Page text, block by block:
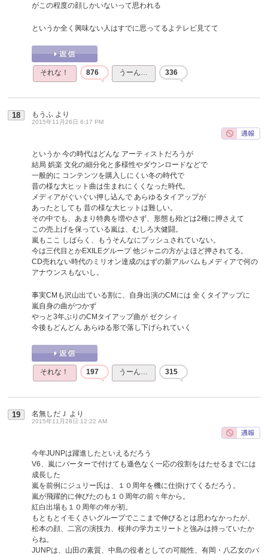
がこの程度の顔しかいないって思われる
というか全く興味ない人はすでに思ってるよテレビ見てて
それな！ 876 うーん… 336
18 もうふ より
2015年11月26日 6:17 PM
というか 今の時代はどんな アーティストだろうが
結局 娯楽 文化の細分化と多様性やダウンロードなどで
一般的に コンテンツを購入しにくい冬の時代で
昔の様な大ヒット曲は生まれにくくなった時代。
メディアがぐいぐい押し込んで あらゆるタイアップが
あったとしても 昔の様な大ヒットは難しい。
その中でも、あまり特典を増やさず、形態も殆どは2種に押さえて
この売上げを保っている嵐は、むしろ大健闘。
嵐もここ しばらく、もうそんなにプッシュされていない。
今は三代目とかEXILEグループ 他ジャニの方がよほど押されてる。
CD売れない時代のミリオン達成のはずの新アルバムもメディアで何の
アナウンスもないし。
事実CMも沢山出ている割に、自身出演のCMには 全くタイアップに
嵐自身の曲がつかず
やっと3年ぶりのCMタイアップ曲が ゼクシィ
今後もどんどん あらゆる形で落し下げられていく
それな！ 197 うーん… 315
19 名無しだＪ より
2015年11月28日 12:22 AM
今年JUNPは躍進したといえるだろう
V6、嵐にバーターで付けても遜色なく一応の役割をはたせるまでには
成長した
嵐を前例にジュリー氏は、１０周年を機に仕掛けてくるだろう。
嵐が飛躍的に伸びたのも１０周年の前々年から。
紅白出場も１０周年の年が初。
もともとイモくさいグループでここまで伸びるとは思わなかったが、
松本の顔、二宮の演技力、桜井の学力エリートと強みは持っていたか
らね。
JUNPは、山田の素質、中島の役者としての可能性、有岡・八乙女のバ